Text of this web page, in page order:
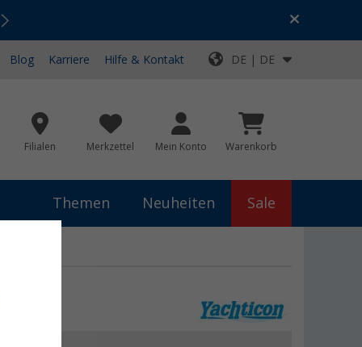
Top-Deals für dein Abenteuer!
Blog Karriere Hilfe & Kontakt DE | DE
Filialen Merkzettel Mein Konto Warenkorb
Themen Neuheiten Sale